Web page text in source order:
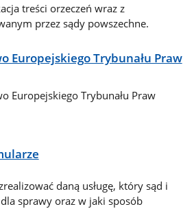
treści orzeczeń wraz z
przez sądy powszechne.
Europejskiego Trybunału Praw
Europejskiego Trybunału Praw
daną usługę, który sąd i
sprawy oraz w jaki sposób